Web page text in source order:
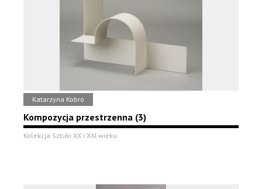
Katarzyna Kobro
Kompozycja przestrzenna (3)
Kolekcja Sztuki XX i XXI wieku